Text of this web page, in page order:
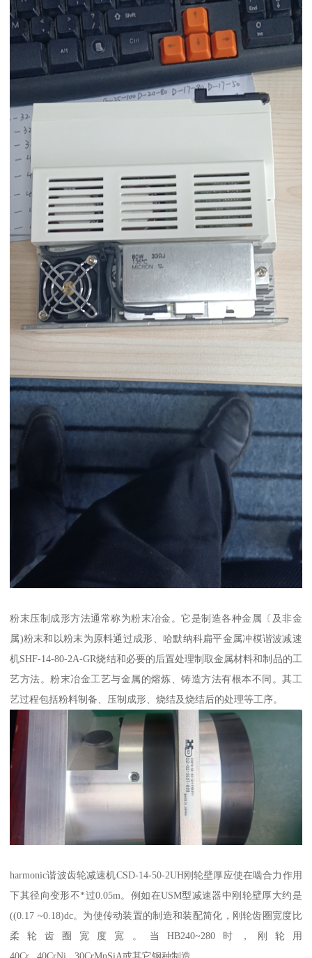
粉末压制成形方法通常称为粉末冶金。它是制造各种金属〔及非金
属)粉末和以粉末为原料通过成形、哈默纳科扁平金属冲模谐波减速
机SHF-14-80-2A-GR烧结和必要的后置处理制取金属材料和制品的工
艺方法。粉末冶金工艺与金属的熔炼、铸造方法有根本不同。其工
艺过程包括粉料制备、压制成形、烧结及烧结后的处理等工序。
harmonic谐波齿轮减速机CSD-14-50-2UH刚轮壁厚应使在啮合力作用
下其径向变形不*过0.05m。例如在USM型减速器中刚轮壁厚大约是
((0.17 ~0.18)dc。为使传动装置的制造和装配简化，刚轮齿圈宽度比
柔轮齿圈宽度宽。当HB240~280时，刚轮用
40Cr, 40CrNi, 30CrMnSiA或其它钢种制造。